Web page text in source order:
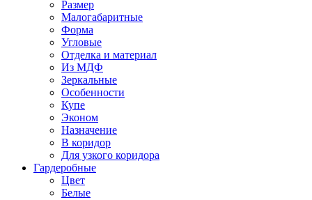
Размер
Малогабаритные
Форма
Угловые
Отделка и материал
Из МДФ
Зеркальные
Особенности
Купе
Эконом
Назначение
В коридор
Для узкого коридора
Гардеробные
Цвет
Белые